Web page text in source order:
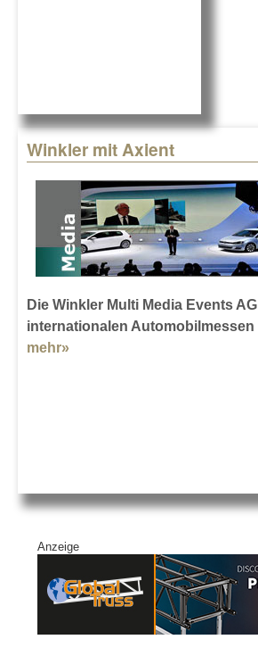
Winkler mit Axient
Die Winkler Multi Media Events AG
internationalen Automobilmessen
mehr»
Anzeige